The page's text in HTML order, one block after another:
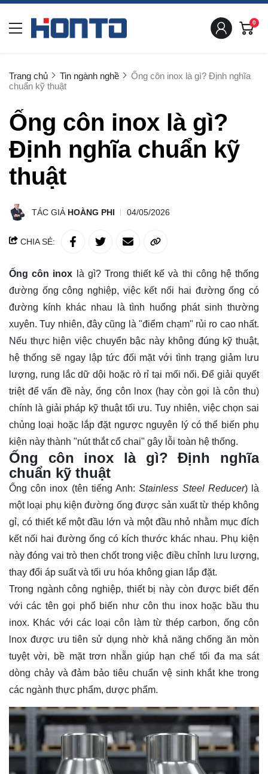
0
Trang chủ Tin ngành nghề
Ống côn inox là gì? Định nghĩa
chuẩn kỹ thuật
Ống côn inox là gì?
Định nghĩa chuẩn kỹ
thuật
TÁC GIẢ HOÀNG PHI 04/05/2026
CHIA SẺ:
Ống côn inox
là gì? Trong thiết kế và thi công hệ thống
đường ống công nghiệp, việc kết nối hai đường ống có
đường kính khác nhau là tình huống phát sinh thường
xuyên. Tuy nhiên, đây cũng là "điểm chạm" rủi ro cao nhất.
Nếu thực hiện việc chuyển bậc này không đúng kỹ thuật,
hệ thống sẽ ngay lập tức đối mặt với tình trạng giảm lưu
lượng, rung lắc dữ dội hoặc rò rỉ tại mối nối. Để giải quyết
triệt để vấn đề này, ống côn lnox (hay còn gọi là côn thu)
chính là giải pháp kỹ thuật tối ưu. Tuy nhiên, việc chọn sai
chủng loại hoặc lắp đặt ngược nguyên lý có thể biến phụ
kiện này thành "nút thắt cổ chai" gây lỗi toàn hệ thống.
Ống côn inox là gì? Định nghĩa
chuẩn kỹ thuật
Ống côn inox (tên tiếng Anh:Stainless Steel Reducer) là
một loại phụ kiện đường ống được sản xuất từ thép không
gỉ, có thiết kế một đầu lớn và một đầu nhỏ nhằm mục đích
kết nối hai đường ống có kích thước khác nhau. Phụ kiện
này đóng vai trò then chốt trong việc điều chỉnh lưu lượng,
thay đổi áp suất và tối ưu hóa không gian lắp đặt.
Trong ngành công nghiệp, thiết bị này còn được biết đến
với các tên gọi phổ biến như côn thu inox hoặc bầu thu
inox. Khác với các loại côn làm từ thép carbon, ống côn
lnox được ưu tiên sử dụng nhờ khả năng chống ăn mòn
tuyệt vời, bề mặt trơn nhẵn giúp hạn chế tối đa ma sát
dòng chảy và đảm bảo tiêu chuẩn vệ sinh khắt khe trong
các ngành thực phẩm, dược phẩm.